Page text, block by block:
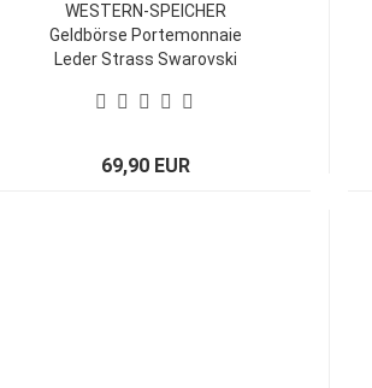
WESTERN-SPEICHER
Geldbörse Portemonnaie
Leder Strass Swarovski
69,90 EUR